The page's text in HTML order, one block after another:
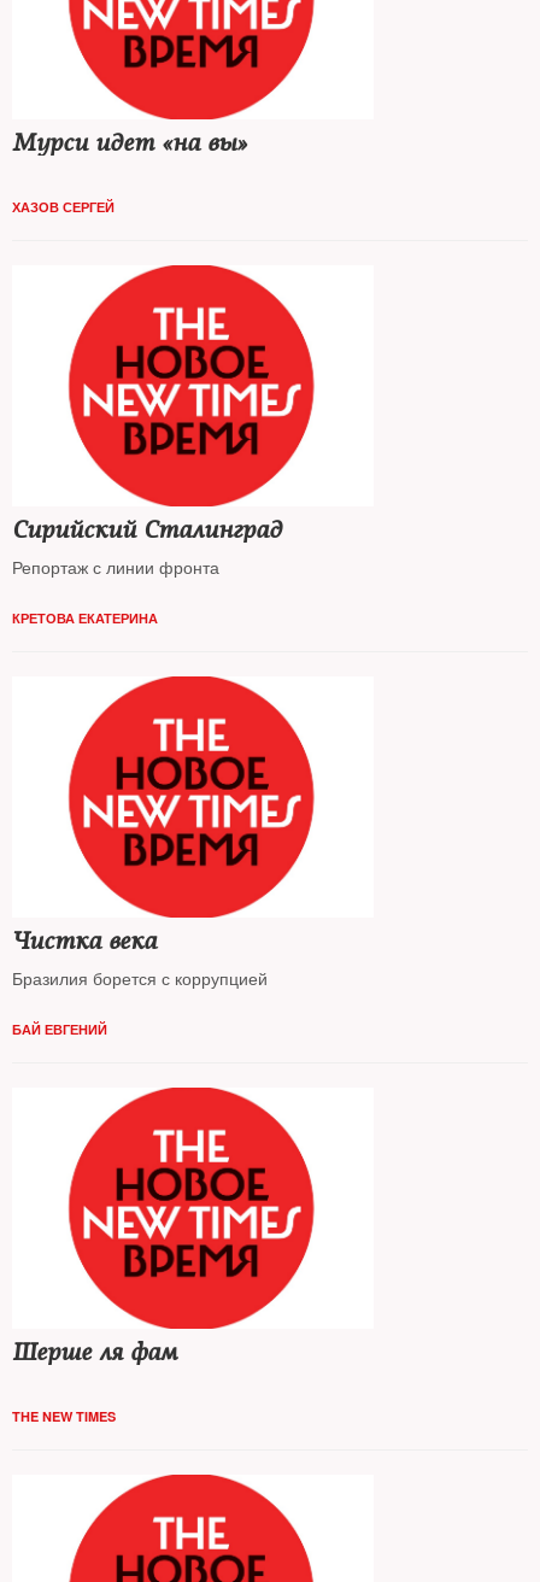
Мурси идет «на вы»
ХАЗОВ СЕРГЕЙ
Сирийский Сталинград
Репортаж с линии фронта
КРЕТОВА ЕКАТЕРИНА
Чистка века
Бразилия борется с коррупцией
БАЙ ЕВГЕНИЙ
Шерше ля фам
THE NEW TIMES